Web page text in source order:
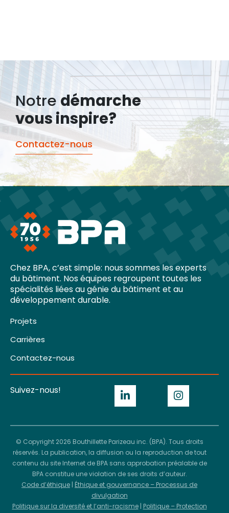
Notre démarche
vous inspire?
Contactez-nous
Chez BPA, c’est simple: nous sommes les experts
du bâtiment. Nos équipes regroupent toutes les
spécialités liées au génie du bâtiment et au
développement durable.
Projets
Carrières
Contactez-nous
Suivez-nous!
© Copyright 2026 Bouthillette Parizeau inc. (BPA). Tous droits
réservés. La publication, la diffusion ou la reproduction de tout
contenu du site Internet de BPA sans approbation préalable de
BPA constitue une violation de ses droits d’auteur.
Code d’éthique | Éthique et gouvernance – Processus de
divulgation
Politique sur la diversité et l’anti-racisme| Politique – Protection